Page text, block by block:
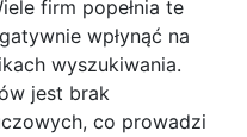
firm popełnia te
wpłynąć na
wyszukiwania.
jest brak
co prowadzi